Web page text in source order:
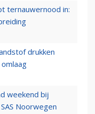
ternauwernood in:
drukken
weekend bij
Noorwegen